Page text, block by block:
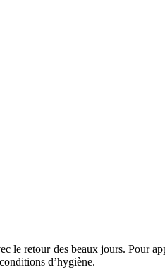
le retour des beaux jours. Pour
d’hygiène.